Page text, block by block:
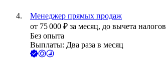
Менеджер прямых продаж
от 75 000 ₽ за месяц, до вычета налогов
Без опыта
Выплаты: Два раза в месяц